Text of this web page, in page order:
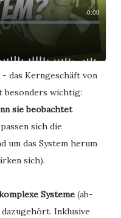
das Kerngeschäft von
besonders wichtig:
sie beobachtet
sich die
um das System herum
sich).
Systeme (ab-
Inklusive